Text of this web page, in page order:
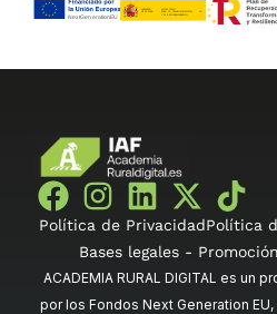
Política de PrivacidadPolítica
Bases legales - Promoción
ACADEMIA RURAL DIGITAL es un
por los Fondos Next Generation